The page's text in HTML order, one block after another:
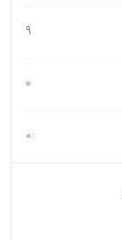
9
0
0